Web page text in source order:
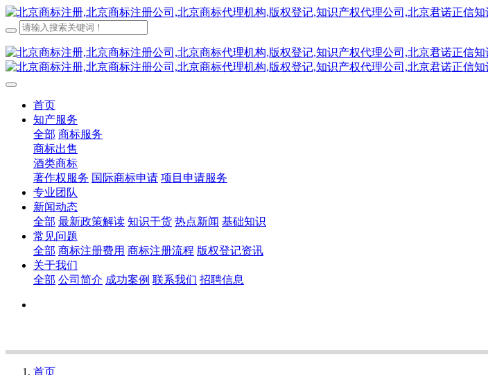
首页
知产服务
全部 商标服务
商标出售
酒类商标
著作权服务 国际商标申请 项目申请服务
专业团队
新闻动态
全部 最新政策解读 知识干货 热点新闻 基础知识
常见问题
全部 商标注册费用 商标注册流程 版权登记资讯
关于我们
全部 公司简介 成功案例 联系我们 招聘信息
首页